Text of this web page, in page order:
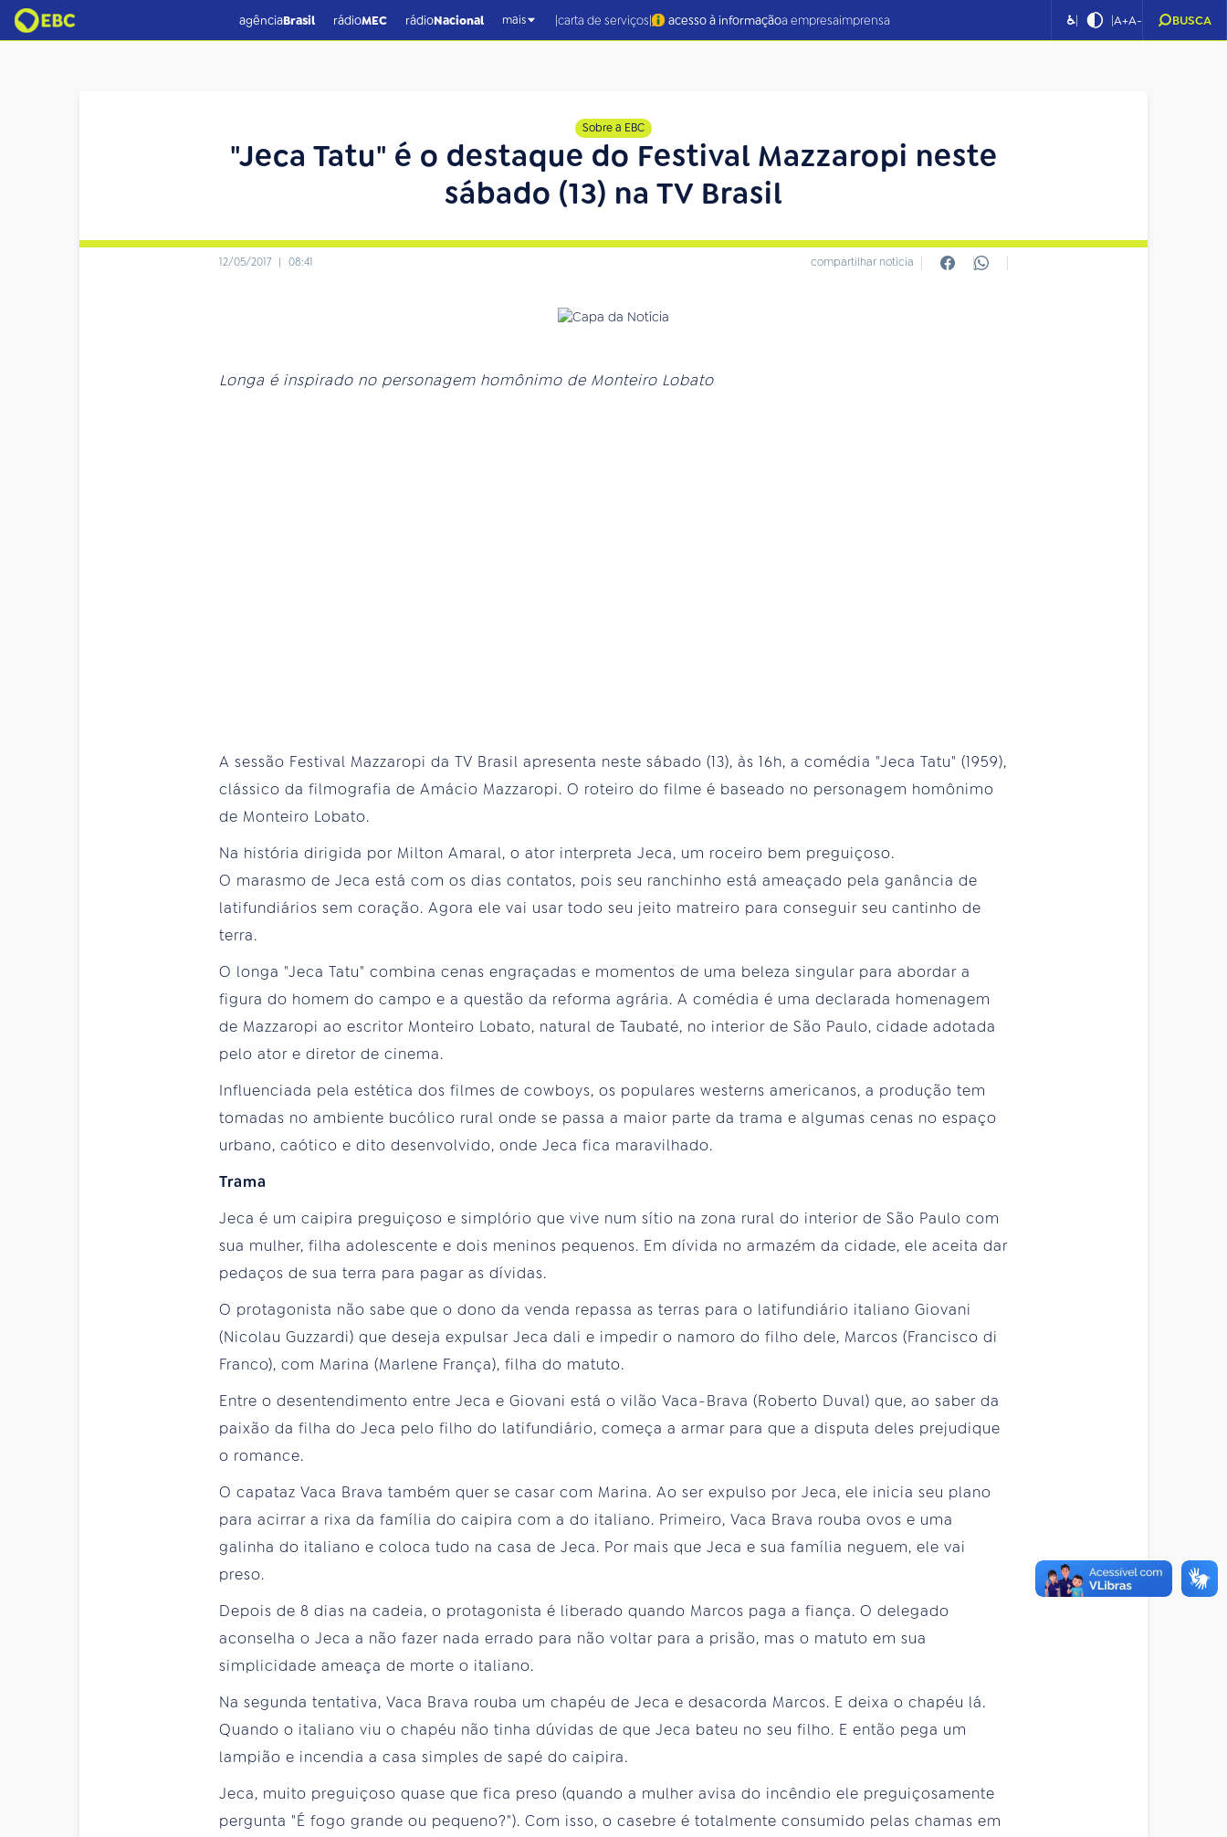
agênciaBrasil rádioMEC rádioNacional mais |carta de serviços| acesso à informaçãoa empresaimprensa ♿| |A+A- BUSCA
Sobre a EBC
"Jeca Tatu" é o destaque do Festival Mazzaropi neste
sábado (13) na TV Brasil
12/05/2017 | 08:41 compartilhar notícia
Longa é inspirado no personagem homônimo de Monteiro Lobato
A sessão Festival Mazzaropi da TV Brasil apresenta neste sábado (13), às 16h, a comédia "Jeca Tatu" (1959),
clássico da filmografia de Amácio Mazzaropi. O roteiro do filme é baseado no personagem homônimo
de Monteiro Lobato.
Na história dirigida por Milton Amaral, o ator interpreta Jeca, um roceiro bem preguiçoso.
O marasmo de Jeca está com os dias contatos, pois seu ranchinho está ameaçado pela ganância de
latifundiários sem coração. Agora ele vai usar todo seu jeito matreiro para conseguir seu cantinho de
terra.
O longa "Jeca Tatu" combina cenas engraçadas e momentos de uma beleza singular para abordar a
figura do homem do campo e a questão da reforma agrária. A comédia é uma declarada homenagem
de Mazzaropi ao escritor Monteiro Lobato, natural de Taubaté, no interior de São Paulo, cidade adotada
pelo ator e diretor de cinema.
Influenciada pela estética dos filmes de cowboys, os populares westerns americanos, a produção tem
tomadas no ambiente bucólico rural onde se passa a maior parte da trama e algumas cenas no espaço
urbano, caótico e dito desenvolvido, onde Jeca fica maravilhado.
Trama
Jeca é um caipira preguiçoso e simplório que vive num sítio na zona rural do interior de São Paulo com
sua mulher, filha adolescente e dois meninos pequenos. Em dívida no armazém da cidade, ele aceita dar
pedaços de sua terra para pagar as dívidas.
O protagonista não sabe que o dono da venda repassa as terras para o latifundiário italiano Giovani
(Nicolau Guzzardi) que deseja expulsar Jeca dali e impedir o namoro do filho dele, Marcos (Francisco di
Franco), com Marina (Marlene França), filha do matuto.
Entre o desentendimento entre Jeca e Giovani está o vilão Vaca-Brava (Roberto Duval) que, ao saber da
paixão da filha do Jeca pelo filho do latifundiário, começa a armar para que a disputa deles prejudique
o romance.
O capataz Vaca Brava também quer se casar com Marina. Ao ser expulso por Jeca, ele inicia seu plano
para acirrar a rixa da família do caipira com a do italiano. Primeiro, Vaca Brava rouba ovos e uma
galinha do italiano e coloca tudo na casa de Jeca. Por mais que Jeca e sua família neguem, ele vai
preso.
Depois de 8 dias na cadeia, o protagonista é liberado quando Marcos paga a fiança. O delegado
aconselha o Jeca a não fazer nada errado para não voltar para a prisão, mas o matuto em sua
simplicidade ameaça de morte o italiano.
Na segunda tentativa, Vaca Brava rouba um chapéu de Jeca e desacorda Marcos. E deixa o chapéu lá.
Quando o italiano viu o chapéu não tinha dúvidas de que Jeca bateu no seu filho. E então pega um
lampião e incendia a casa simples de sapé do caipira.
Jeca, muito preguiçoso quase que fica preso (quando a mulher avisa do incêndio ele preguiçosamente
pergunta "É fogo grande ou pequeno?"). Com isso, o casebre é totalmente consumido pelas chamas em